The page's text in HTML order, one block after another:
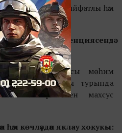
хокукы:син сыйфатлы һәм
хокуклы.
БМО конвенциясендә
милләтләр оешмасы мөһим
Бала хокуклары турында
балалар өчен махсус
һәм көчләүдән яклау хокукы: